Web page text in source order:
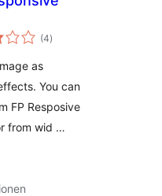
(4Bewertungen
insgesamt
)
as
You can
FP Resposive
from wid …